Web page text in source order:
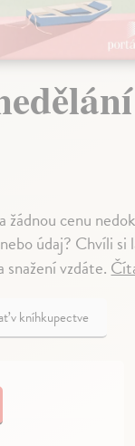
žádnou cenu
údaj? Chvíli si
vzdáte.
v kníhkupectve